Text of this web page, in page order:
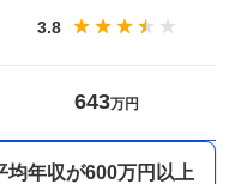
3.8
643万円
均年収が600万円以上